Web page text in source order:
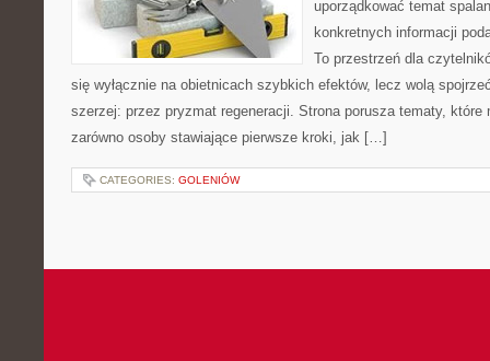
uporządkować temat
konkretnych informacji
To przestrzeń dla
się wyłącznie na obietnicach szybkich efektów, lecz wolą
szerzej: przez pryzmat regeneracji. Strona porusza tematy, które
zarówno osoby stawiające pierwsze kroki, jak […]
CATEGORIES: GOLENIÓW